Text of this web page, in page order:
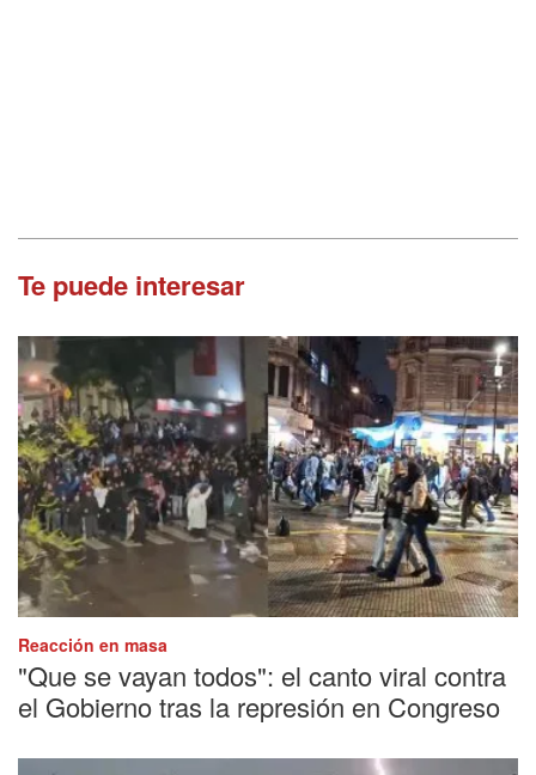
Te puede interesar
Reacción en masa
"Que se vayan todos": el canto viral contra
el Gobierno tras la represión en Congreso